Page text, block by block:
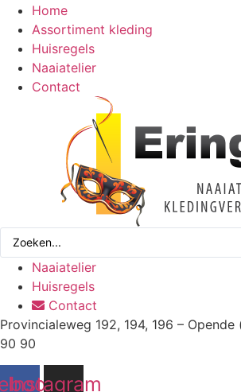
Home
Assortiment kleding
Huisregels
Naaiatelier
Contact
Search
Naaiatelier
Huisregels
Contact
Provincialeweg 192, 194, 196 –
90 90
Instagram